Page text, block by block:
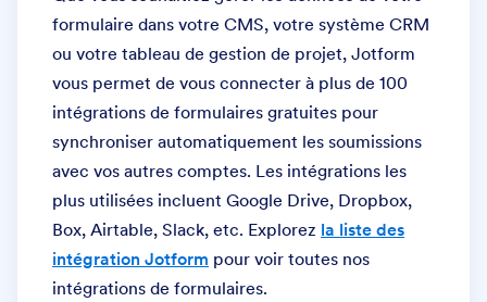
formulaire dans votre CMS, votre système CRM
ou votre tableau de gestion de projet, Jotform
vous permet de vous connecter à plus de 100
intégrations de formulaires gratuites pour
synchroniser automatiquement les soumissions
avec vos autres comptes. Les intégrations les
plus utilisées incluent Google Drive, Dropbox,
Box, Airtable, Slack, etc. Explorez la liste des
intégration Jotform pour voir toutes nos
intégrations de formulaires.